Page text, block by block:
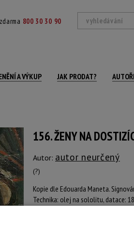
800 30 30 90
A VÝKUP JAK PRODAT? AUTOŘI
156. ŽENY NA
Autor: autor neurčený
(?)
Kopie dle Edouarda Maneta.
Technika: olej na sololitu, datace: